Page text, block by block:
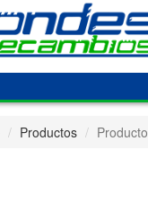
Productos Producto